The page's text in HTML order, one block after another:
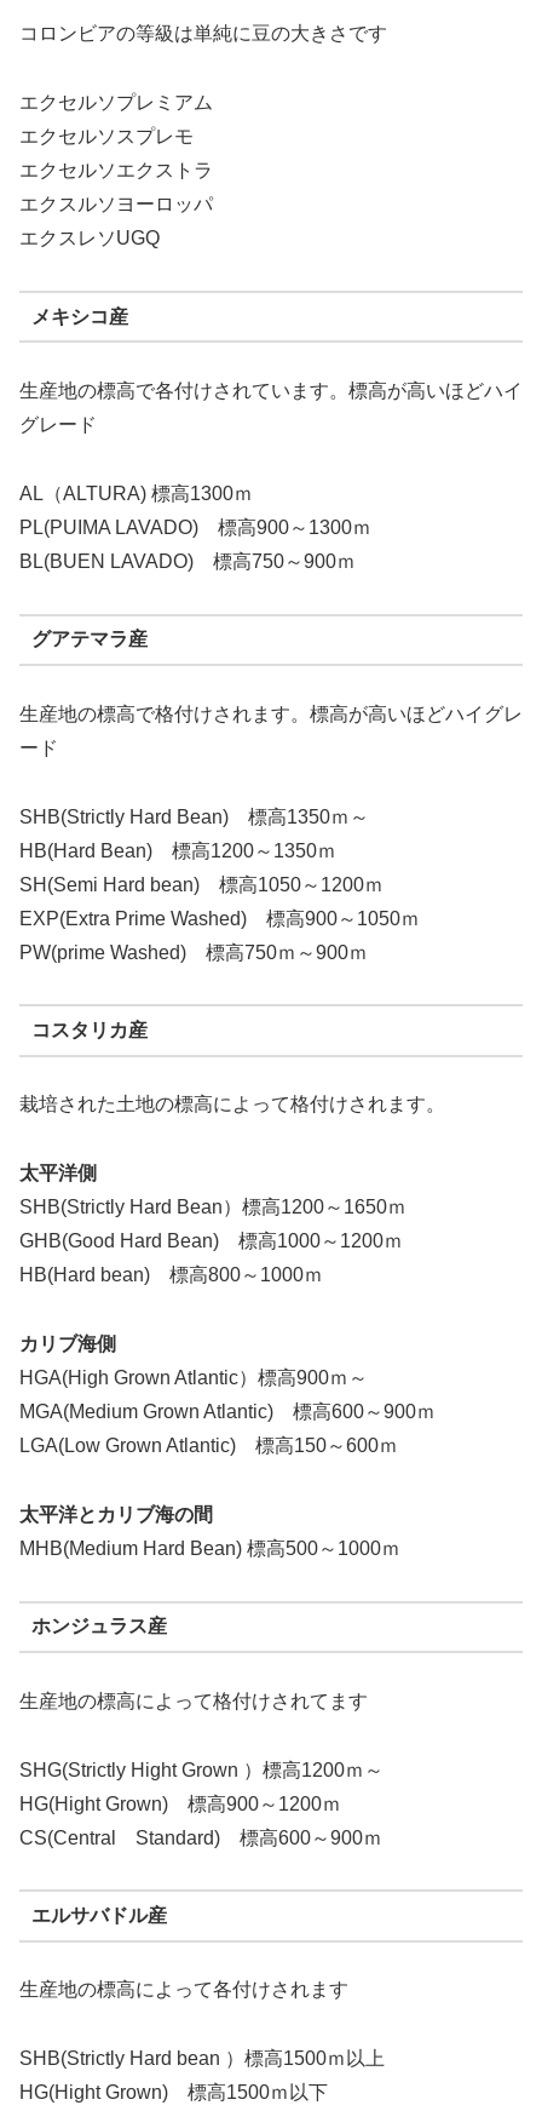
コロンビアの等級は単純に豆の大きさです
エクセルソプレミアム
エクセルソスプレモ
エクセルソエクストラ
エクスルソヨーロッパ
エクスレソUGQ
メキシコ産
生産地の標高で各付けされています。標高が高いほどハイ
グレード
AL（ALTURA) 標高1300ｍ
PL(PUIMA LAVADO) 標高900～1300ｍ
BL(BUEN LAVADO) 標高750～900ｍ
グアテマラ産
生産地の標高で格付けされます。標高が高いほどハイグレ
ード
SHB(Strictly Hard Bean) 標高1350ｍ～
HB(Hard Bean) 標高1200～1350ｍ
SH(Semi Hard bean) 標高1050～1200ｍ
EXP(Extra Prime Washed) 標高900～1050ｍ
PW(prime Washed) 標高750ｍ～900ｍ
コスタリカ産
栽培された土地の標高によって格付けされます。
太平洋側
SHB(Strictly Hard Bean）標高1200～1650ｍ
GHB(Good Hard Bean) 標高1000～1200ｍ
HB(Hard bean) 標高800～1000ｍ
カリブ海側
HGA(High Grown Atlantic）標高900ｍ～
MGA(Medium Grown Atlantic) 標高600～900ｍ
LGA(Low Grown Atlantic) 標高150～600ｍ
太平洋とカリブ海の間
MHB(Medium Hard Bean) 標高500～1000ｍ
ホンジュラス産
生産地の標高によって格付けされてます
SHG(Strictly Hight Grown ）標高1200ｍ～
HG(Hight Grown) 標高900～1200ｍ
CS(Central Standard) 標高600～900ｍ
エルサバドル産
生産地の標高によって各付けされます
SHB(Strictly Hard bean ）標高1500ｍ以上
HG(Hight Grown) 標高1500ｍ以下